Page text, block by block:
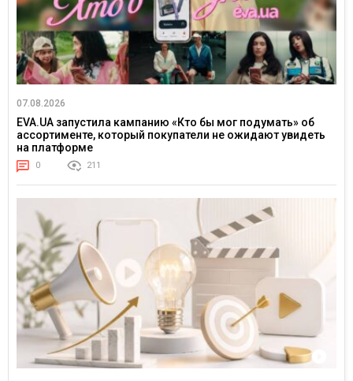
07.08.2026
EVA.UA запустила кампанию «Кто бы мог подумать» об
ассортименте, который покупатели не ожидают увидеть
на платформе
0 211